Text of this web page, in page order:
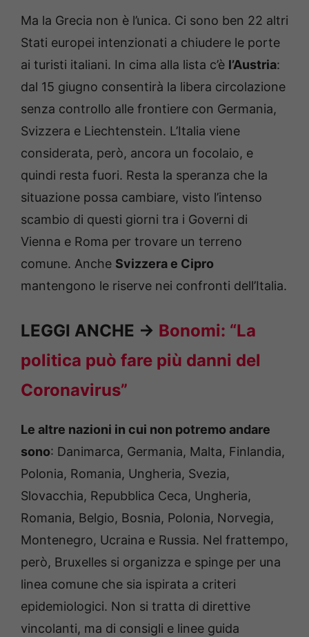
Ma la Grecia non è l’unica. Ci sono ben 22 altri
Stati europei intenzionati a chiudere le porte
ai turisti italiani. In cima alla lista c’è l’Austria:
dal 15 giugno consentirà la libera circolazione
senza controllo alle frontiere con Germania,
Svizzera e Liechtenstein. L’Italia viene
considerata, però, ancora un focolaio, e
quindi resta fuori. Resta la speranza che la
situazione possa cambiare, visto l’intenso
scambio di questi giorni tra i Governi di
Vienna e Roma per trovare un terreno
comune. Anche Svizzera e Cipro
mantengono le riserve nei confronti dell’Italia.
LEGGI ANCHE -> Bonomi: “La
politica può fare più danni del
Coronavirus”
Le altre nazioni in cui non potremo andare
sono: Danimarca, Germania, Malta, Finlandia,
Polonia, Romania, Ungheria, Svezia,
Slovacchia, Repubblica Ceca, Ungheria,
Romania, Belgio, Bosnia, Polonia, Norvegia,
Montenegro, Ucraina e Russia. Nel frattempo,
però, Bruxelles si organizza e spinge per una
linea comune che sia ispirata a criteri
epidemiologici. Non si tratta di direttive
vincolanti, ma di consigli e linee guida